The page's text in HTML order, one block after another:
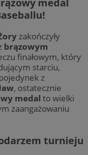
medal
zakończyły
brązowym
finałowym, który
starciu,
z
, ostatecznie
medal to wielki
zaangażowaniu
turnieju